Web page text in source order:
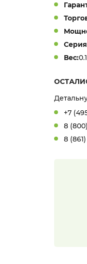
Вес:0.1
+7
8
8